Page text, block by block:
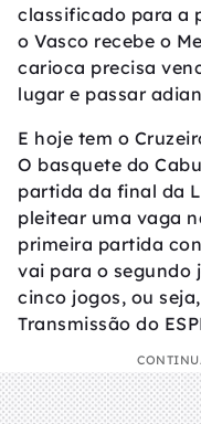
classificado para a
o Vasco recebe o
carioca precisa
lugar e passar
E hoje tem o
O basquete do
partida da final da
pleitear uma vaga
primeira partida
vai para o segundo
cinco jogos, ou
Transmissão do